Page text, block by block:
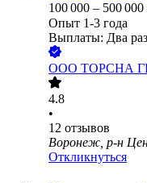
100 000 – 500 000
Опыт 1-3 года
Выплаты: Два
ООО ТОРСНА
4.8
•
12 отзывов
Воронеж, р-н
Откликнуться